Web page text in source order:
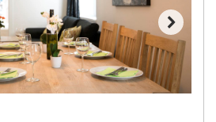
kr.
kr.
8.395 kr.
kr.
kr.
kr.